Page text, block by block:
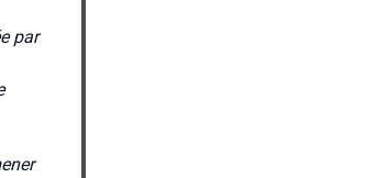
par